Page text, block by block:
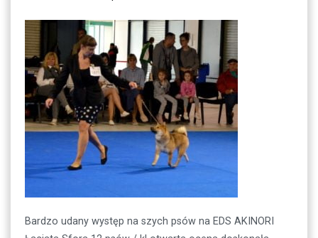
Bardzo udany występ na szych psów na EDS AKINORI